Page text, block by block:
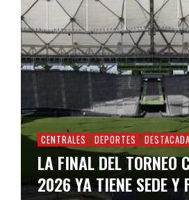
CENTRALES DEPORTES
LA FINAL DEL TORNEO
2026 YA TIENE SEDE Y